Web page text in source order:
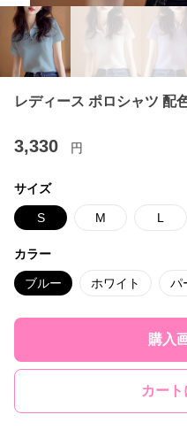
レディース ポロシャツ 配
3,330 円
サイズ
S M L
カラー
ブルー ホワイト パ
購入
カー